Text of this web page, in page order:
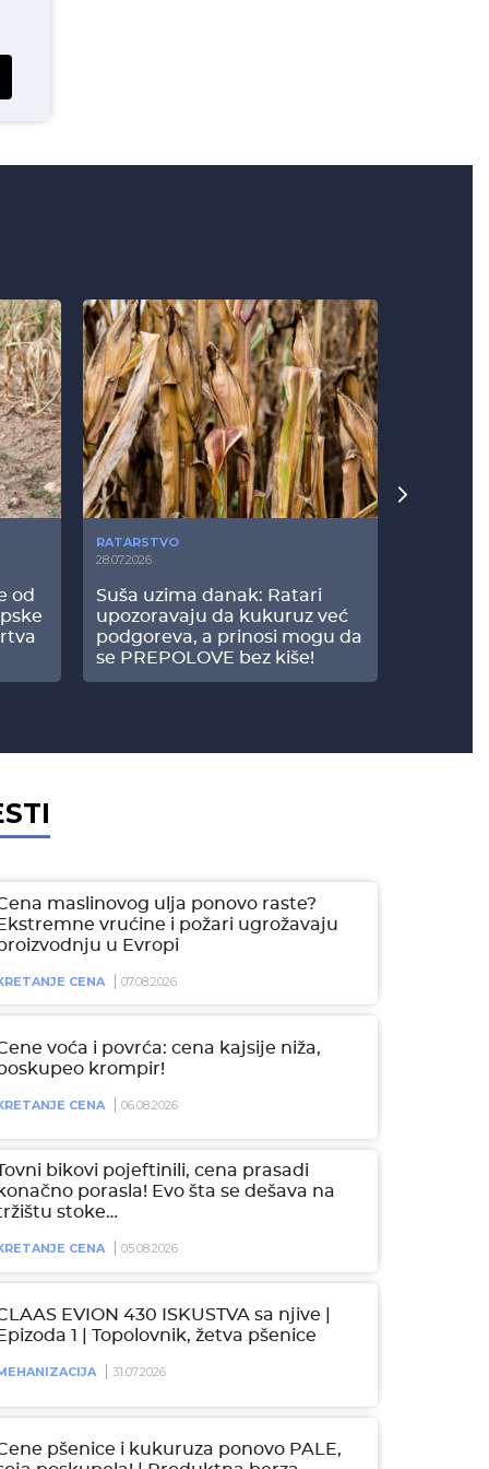
od
RATARSTVO
28.07.2026
Suša uzima danak: Ratari
upozoravaju da kukuruz već
podgoreva, a prinosi mogu da
se PREPOLOVE bez kiše!
maslinovog ulja ponovo raste?
vrućine i požari ugrožavaju
u Evropi
CENA 07.08.2026
voća i povrća: cena kajsije niža,
krompir!
CENA 06.08.2026
bikovi pojeftinili, cena prasadi
porasla! Evo šta se dešava na
stoke…
CENA 05.08.2026
EVION 430 ISKUSTVA sa njive |
1 | Topolovnik, žetva pšenice
31.07.2026
pšenice i kukuruza ponovo PALE,